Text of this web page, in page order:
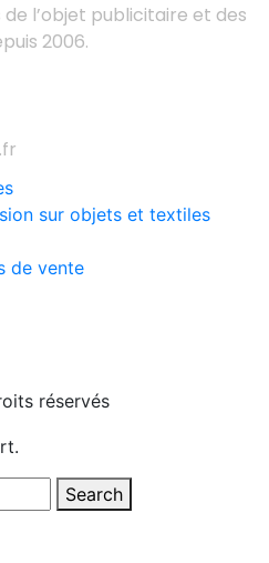
l’objet publicitaire et des
2006.
sur objets et textiles
de vente
réservés
Search